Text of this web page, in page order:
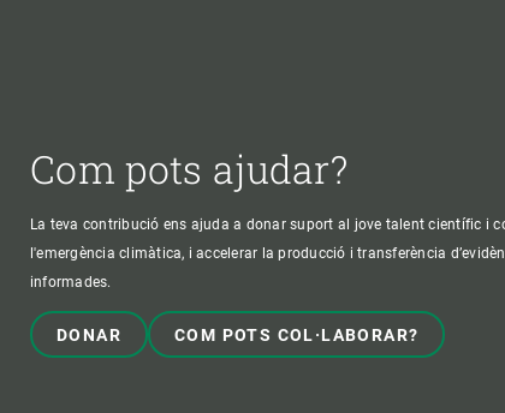
Com pots ajudar?
La teva contribució ens ajuda a donar suport al jove talent científic i
l'emergència climàtica, i accelerar la producció i transferència
informades.
DONAR COM POTS COL·LABORAR?